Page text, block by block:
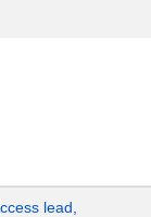
lead,